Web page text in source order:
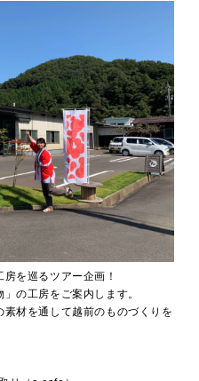
を巡るツアー企画！
の工房をご案内します。
材を通して越前のものづくりを